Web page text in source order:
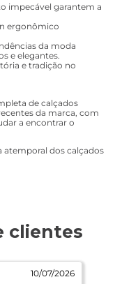
impecável garantem a
ergonômico
da moda
e elegantes.
e tradição no
de calçados
da marca, com
a encontrar o
atemporal dos calçados
10/07/2026